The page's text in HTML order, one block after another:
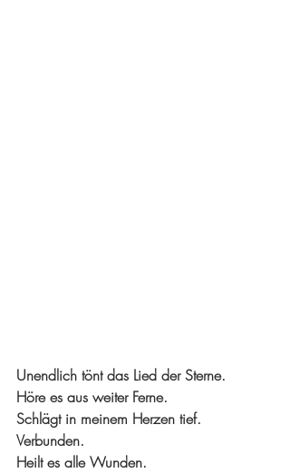
Unendlich tönt das Lied der Sterne.
Höre es aus weiter Ferne.
Schlägt in meinem Herzen tief.
Verbunden.
Heilt es alle Wunden.